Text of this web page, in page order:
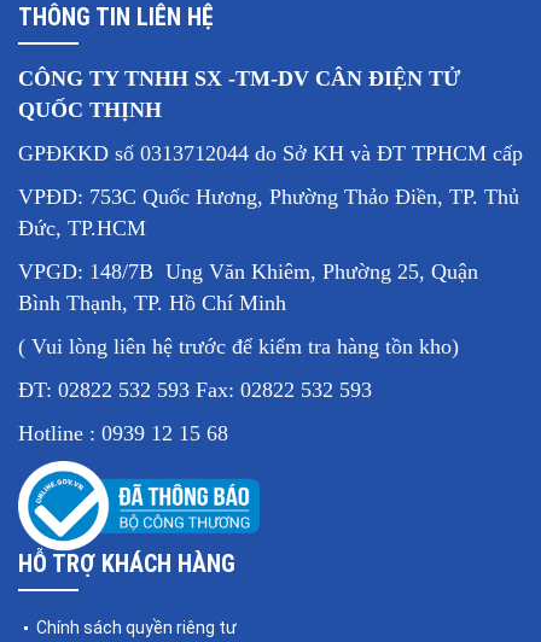
THÔNG TIN LIÊN HỆ
CÔNG TY TNHH SX -TM-DV CÂN ĐIỆN TỬ
QUỐC THỊNH
GPĐKKD số 0313712044 do Sở KH và ĐT TPHCM cấp
VPĐD: 753C Quốc Hương, Phường Thảo Điền, TP. Thủ
Đức, TP.HCM
VPGD: 148/7B Ung Văn Khiêm, Phường 25, Quận
Bình Thạnh, TP. Hồ Chí Minh
( Vui lòng liên hệ trước để kiểm tra hàng tồn kho)
ĐT: 02822 532 593 Fax: 02822 532 593
Hotline : 0939 12 15 68
HỖ TRỢ KHÁCH HÀNG
Chính sách quyền riêng tư